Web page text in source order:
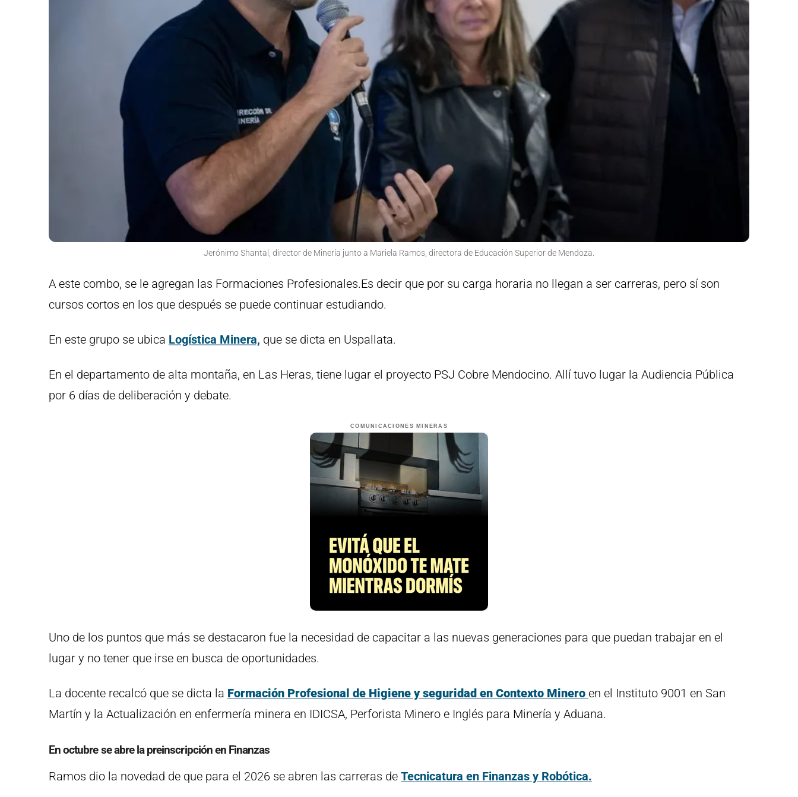
Jerónimo Shantal, director de Minería junto a Mariela Ramos, directora de Educación Superior de Mendoza.
A este combo, se le agregan las Formaciones Profesionales.Es decir que por su carga horaria no llegan a ser carreras, pero sí son
cursos cortos en los que después se puede continuar estudiando.
En este grupo se ubica Logística Minera, que se dicta en Uspallata.
En el departamento de alta montaña, en Las Heras, tiene lugar el proyecto PSJ Cobre Mendocino. Allí tuvo lugar la Audiencia Pública
por 6 días de deliberación y debate.
COMUNICACIONES MINERAS
Uno de los puntos que más se destacaron fue la necesidad de capacitar a las nuevas generaciones para que puedan trabajar en el
lugar y no tener que irse en busca de oportunidades.
La docente recalcó que se dicta la Formación Profesional de Higiene y seguridad en Contexto Minero en el Instituto 9001 en San
Martín y la Actualización en enfermería minera en IDICSA, Perforista Minero e Inglés para Minería y Aduana.
En octubre se abre la preinscripción en Finanzas
Ramos dio la novedad de que para el 2026 se abren las carreras de Tecnicatura en Finanzas y Robótica.